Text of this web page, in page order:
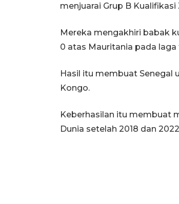
menjuarai Grup B Kualifikasi
Mereka mengakhiri babak
0 atas Mauritania pada laga
Hasil itu membuat Senegal
Kongo.
Keberhasilan itu membuat
Dunia setelah 2018 dan